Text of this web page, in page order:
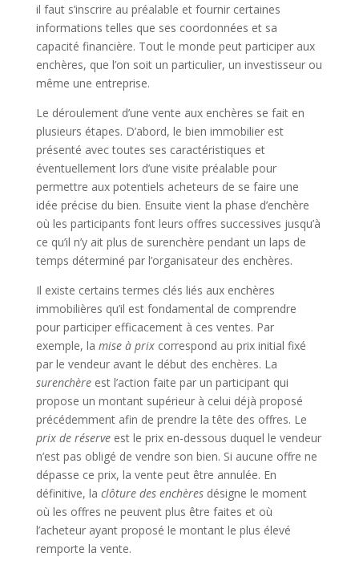
il faut s’inscrire au préalable et fournir certaines
informations telles que ses coordonnées et sa
capacité financière. Tout le monde peut participer aux
enchères, que l’on soit un particulier, un investisseur ou
même une entreprise.
Le déroulement d’une vente aux enchères se fait en
plusieurs étapes. D’abord, le bien immobilier est
présenté avec toutes ses caractéristiques et
éventuellement lors d’une visite préalable pour
permettre aux potentiels acheteurs de se faire une
idée précise du bien. Ensuite vient la phase d’enchère
où les participants font leurs offres successives jusqu’à
ce qu’il n’y ait plus de surenchère pendant un laps de
temps déterminé par l’organisateur des enchères.
Il existe certains termes clés liés aux enchères
immobilières qu’il est fondamental de comprendre
pour participer efficacement à ces ventes. Par
exemple, la mise à prixcorrespond au prix initial fixé
par le vendeur avant le début des enchères. La
surenchèreest l’action faite par un participant qui
propose un montant supérieur à celui déjà proposé
précédemment afin de prendre la tête des offres. Le
prix de réserveest le prix en-dessous duquel le vendeur
n’est pas obligé de vendre son bien. Si aucune offre ne
dépasse ce prix, la vente peut être annulée. En
définitive, la clôture des enchèresdésigne le moment
où les offres ne peuvent plus être faites et où
l’acheteur ayant proposé le montant le plus élevé
remporte la vente.